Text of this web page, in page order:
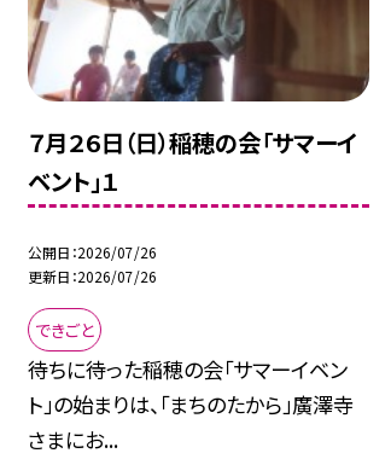
７月２６日（日）稲穂の会「サマーイ
ベント」１
公開日 2026/07/26
更新日 2026/07/26
できごと
待ちに待った稲穂の会「サマーイベン
ト」の始まりは、「まちのたから」廣澤寺
さまにお...